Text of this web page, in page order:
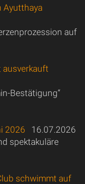
Ayutthaya
auf
ausverkauft
Bestätigung“
2026 16.07.2026
spektakuläre
schwimmt auf